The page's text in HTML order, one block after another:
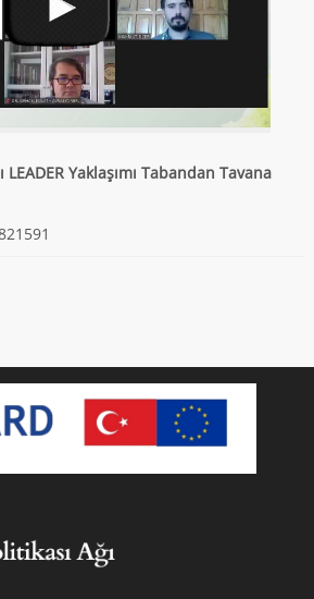
LEADER Yaklaşımı Tabandan Tavana